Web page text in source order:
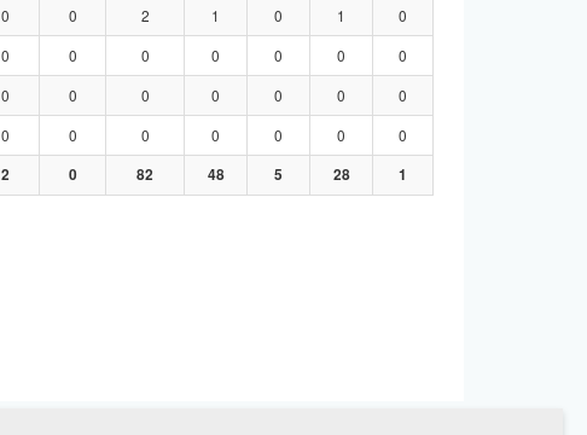
0 0 2 1 0 1
0
0 0 0 0 0 0
0
0 0 0 0 0 0
0
0 0 0 0 0 0
0
2 0 82 48 5 28 1